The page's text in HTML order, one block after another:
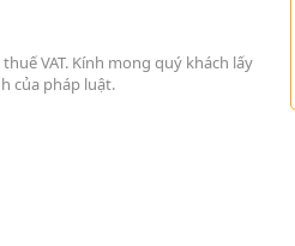
VAT. Kính mong quý khách lấy
của pháp luật.